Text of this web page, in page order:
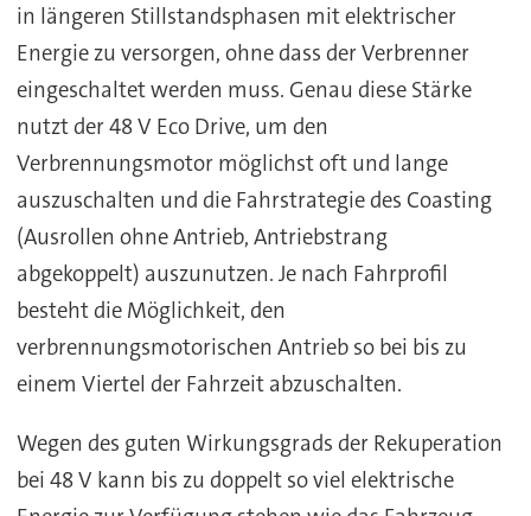
in längeren Stillstandsphasen mit elektrischer
Energie zu versorgen, ohne dass der Verbrenner
eingeschaltet werden muss. Genau diese Stärke
nutzt der 48 V Eco Drive, um den
Verbrennungsmotor möglichst oft und lange
auszuschalten und die Fahrstrategie des Coasting
(Ausrollen ohne Antrieb, Antriebstrang
abgekoppelt) auszunutzen. Je nach Fahrprofil
besteht die Möglichkeit, den
verbrennungsmotorischen Antrieb so bei bis zu
einem Viertel der Fahrzeit abzuschalten.
Wegen des guten Wirkungsgrads der Rekuperation
bei 48 V kann bis zu doppelt so viel elektrische